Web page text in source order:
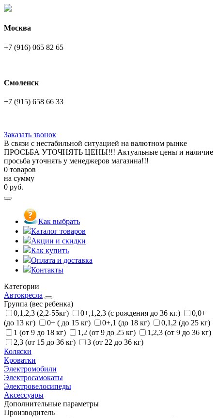
Москва
+7 (916) 065 82 65
Смоленск
+7 (915) 658 66 33
Заказать звонок
В связи с нестабильной ситуацией на валютном рынке
ПРОСЬБА УТОЧНЯТЬ ЦЕНЫ!!! Актуальные цены и наличие
просьба уточнять у менеджеров магазина!!!
0 товаров
на сумму
0 руб.
Как выбрать
Каталог товаров
Акции и скидки
Как купить
Оплата и доставка
Контакты
Категории
Автокресла
Группа (вес ребенка)
0,1,2,3 (2,2-55кг)
0+,1,2,3 (с рождения до 36 кг.)
0,0+
(до 13 кг)
0+ ( до 15 кг) 0+,1 (до 18 кг)
0,1,2 (до 25 кг)
1 (от 9 до 18 кг)
1,2 (от 9 до 25 кг)
1,2,3 (от 9 до 36 кг)
2,3 (от 15 до 36 кг)
3 (от 22 до 36 кг)
Коляски
Кроватки
Электромобили
Электросамокаты
Электровелосипеды
Аксессуары
Дополнительные параметры
Производитель